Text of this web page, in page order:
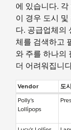
에 있습니다.
이 경우 도시
다. 공급업체의
체를 검색하고
와 주를 하나의
더 어려워집니
Vendor 도시
Polly’s
Lollipops